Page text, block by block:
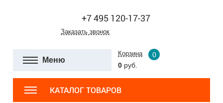
+7 495 120-17-37
Заказать звонок
Меню
Корзина
0
0 руб.
КАТАЛОГ ТОВАРОВ